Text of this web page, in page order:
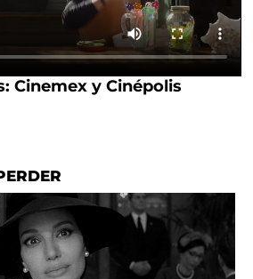
Cinemex y Cinépolis